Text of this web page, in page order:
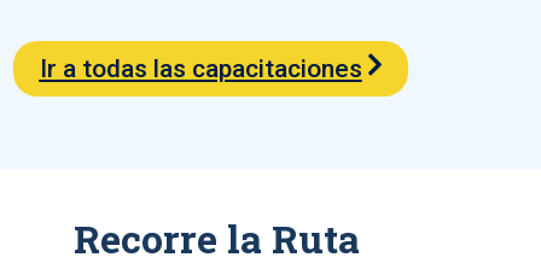
Ir a todas las capacitaciones
Recorre la Ruta